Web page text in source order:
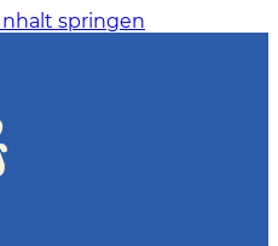
springen